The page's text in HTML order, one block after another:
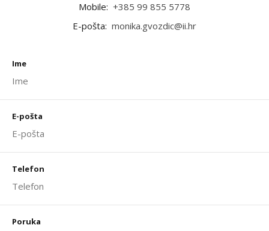
Mobile: +385 99 855 5778
E-pošta: monika.gvozdic@ii.hr
Ime
E-pošta
Telefon
Poruka